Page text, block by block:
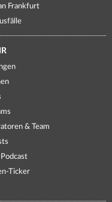
Frankfurt
& Team
Ticker